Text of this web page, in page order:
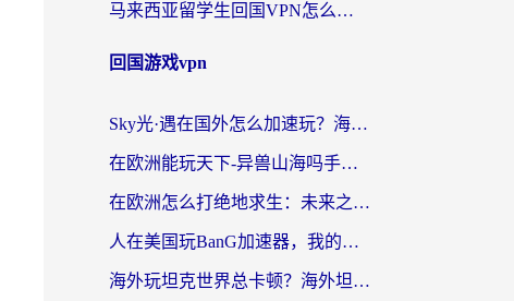
马来西亚留学生回国VPN怎么选？3个避坑点+1款实测好用的加速器推荐
回国游戏vpn
Sky光·遇在国外怎么加速玩？海外党亲测有效的国服游戏加速指南
在欧洲能玩天下-异兽山海吗手游？海外玩家的加速器生存指南
在欧洲怎么打绝地求生：未来之役不卡？留学生亲测的加速器避坑指南
人在美国玩BanG加速器，我的延迟终于绿了
海外玩坦克世界总卡顿？海外坦克世界加速器有哪些？实测好用的选择在这里